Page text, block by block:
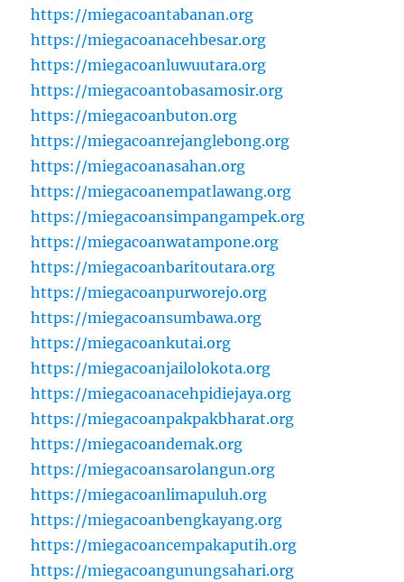
https://miegacoantabanan.org
https://miegacoanacehbesar.org
https://miegacoanluwuutara.org
https://miegacoantobasamosir.org
https://miegacoanbuton.org
https://miegacoanrejanglebong.org
https://miegacoanasahan.org
https://miegacoanempatlawang.org
https://miegacoansimpangampek.org
https://miegacoanwatampone.org
https://miegacoanbaritoutara.org
https://miegacoanpurworejo.org
https://miegacoansumbawa.org
https://miegacoankutai.org
https://miegacoanjailolokota.org
https://miegacoanacehpidiejaya.org
https://miegacoanpakpakbharat.org
https://miegacoandemak.org
https://miegacoansarolangun.org
https://miegacoanlimapuluh.org
https://miegacoanbengkayang.org
https://miegacoancempakaputih.org
https://miegacoangunungsahari.org